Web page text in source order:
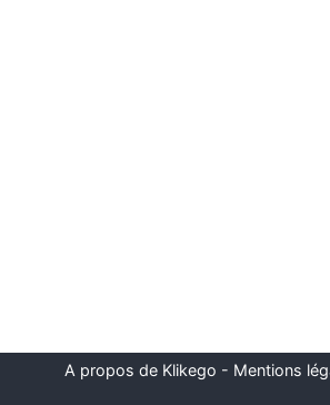
A propos de Klikego - Mentions